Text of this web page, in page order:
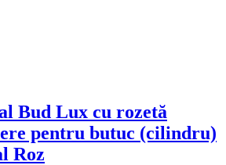
Bud Lux cu rozetă
pentru butuc (cilindru)
Roz